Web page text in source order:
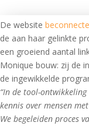
De website
de aan haar gelinkte
een groeiend aantal
Monique bouw: zij de
de ingewikkelde
“In de tool-
kennis over mensen
We begeleiden proces